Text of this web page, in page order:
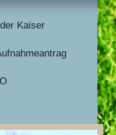
Kaiser